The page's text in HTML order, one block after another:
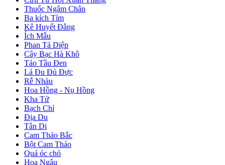
Thuốc Ngâm Chân
Ba kích Tím
Kê Huyết Đằng
Ích Mẫu
Phan Tả Diệp
Cây Bạc Hà Khô
Táo Tầu Đen
Lá Đu Đủ Đực
Rễ Nhàu
Hoa Hồng - Nụ Hồng
Kha Tử
Bạch Chỉ
Địa Du
Tân Di
Cam Thảo Bắc
Bột Cam Thảo
Quả óc chó
Hoa Ngâu